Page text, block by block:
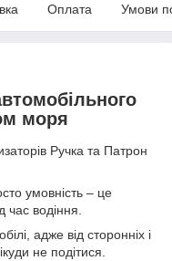
Оплата Умови
моря
Ручка та Патрон
умовність – це
час водіння.
адже від сторонніх і
не подітися.